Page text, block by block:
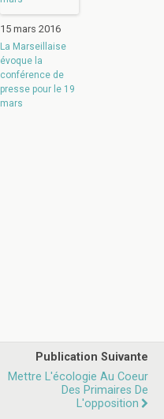
15 mars 2016
La Marseillaise
évoque la
conférence de
presse pour le 19
mars
Publication Suivante
Mettre L'écologie Au Coeur
Des Primaires De
L'opposition